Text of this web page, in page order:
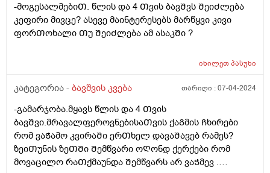
-მოგესალმებიᲗ. წლის და 4 Თვის ბავᲨვს ᲨეიᲫლება
კეფირი მივცე? ასევე მაინტერესებს მარწყვი კივი
ფორᲗოხალი Თუ ᲨეიᲫლება ამ ასაკᲨი ?
იხილეთპასუხი
კატეგორია - ბავშვის კვება თარიღი :07-04-2024
-გამარჯობა.მყავს წლის და 4 Თვის
ბავᲨვი.მრავალფეროვნებისაᲗვის ქაᲒმის Ჩხირები
რომ ვაᲭამო კვირაᲨი ერᲗხელ დავაᲨავებ რამეს?
ზეიᲗუნის ზეᲗᲨი Შემწვარი ოᲦონდ ქერქები რომ
მოვაცილო რაᲗქმაუნდა Შემწვარს არ ვაᲭმევ .